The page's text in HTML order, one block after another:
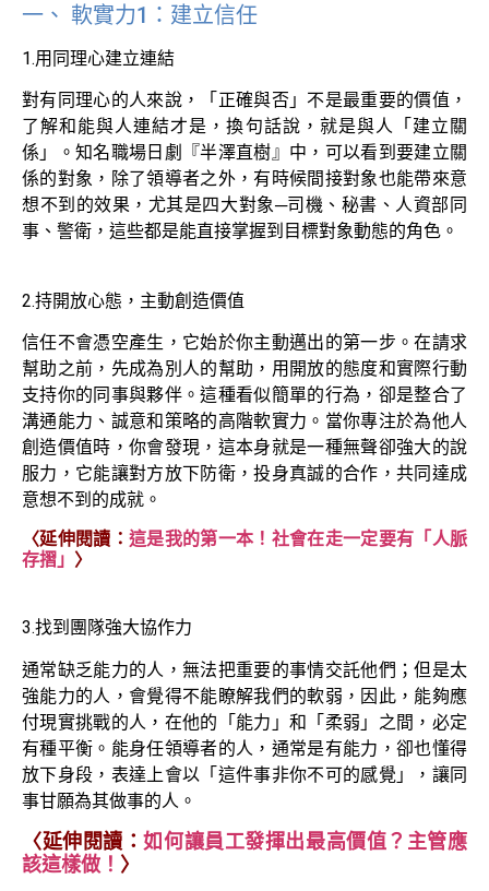
一、 軟實力1：建立信任
1.用同理心建立連結
對有同理心的人來說，「正確與否」不是最重要的價值，
了解和能與人連結才是，換句話說，就是與人「建立關
係」。知名職場日劇『半澤直樹』中，可以看到要建立關
係的對象，除了領導者之外，有時候間接對象也能帶來意
想不到的效果，尤其是四大對象─司機、秘書、人資部同
事、警衛，這些都是能直接掌握到目標對象動態的角色。
2.持開放心態，主動創造價值
信任不會憑空產生，它始於你主動邁出的第一步。在請求
幫助之前，先成為別人的幫助，用開放的態度和實際行動
支持你的同事與夥伴。這種看似簡單的行為，卻是整合了
溝通能力、誠意和策略的高階軟實力。當你專注於為他人
創造價值時，你會發現，這本身就是一種無聲卻強大的說
服力，它能讓對方放下防衛，投身真誠的合作，共同達成
意想不到的成就。
〈延伸閱讀： 這是我的第一本！社會在走一定要有「人脈
存摺」 〉
3.找到團隊強大協作力
通常缺乏能力的人，無法把重要的事情交託他們；但是太
強能力的人，會覺得不能瞭解我們的軟弱，因此，能夠應
付現實挑戰的人，在他的「能力」和「柔弱」之間，必定
有種平衡。能身任領導者的人，通常是有能力，卻也懂得
放下身段，表達上會以「這件事非你不可的感覺」，讓同
事甘願為其做事的人。
〈延伸閱讀：如何讓員工發揮出最高價值？主管應
該這樣做！ 〉